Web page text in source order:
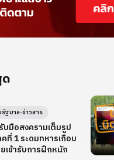
ด
บมือสงครามเต็มรูป
ที่ 1 ระดมทหารเกือบ
เข้ารับการฝึกหนัก
รัฐบาล-ข่าวสาร